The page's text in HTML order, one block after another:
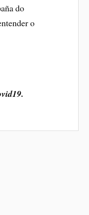
do
o